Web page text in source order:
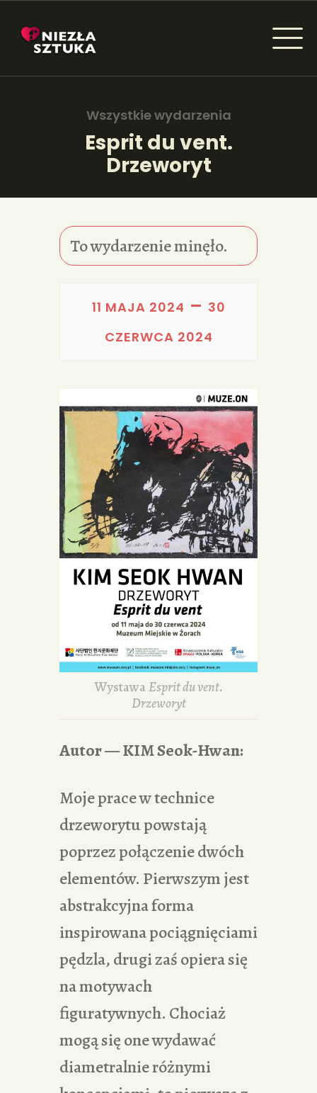
Wszystkie wydarzenia
Esprit du vent.
Drzeworyt
NIEZŁA SZTUKA - NEWSY
AKTUALNOŚCI
ARTYKUŁY
INSPIRACJE
To wydarzenie minęło.
11 MAJA 2024 – 30
CZERWCA 2024
WystawaEsprit du vent.
Drzeworyt
Autor — KIM Seok-Hwan:
Moje prace w technice
drzeworytu powstają
poprzez połączenie dwóch
elementów. Pierwszym jest
abstrakcyjna forma
inspirowana pociągnięciami
pędzla, drugi zaś opiera się
na motywach
figuratywnych. Chociaż
mogą się one wydawać
diametralnie różnymi